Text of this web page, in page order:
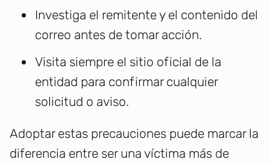
Investiga el remitente y el contenido del
correo antes de tomar acción.
Visita siempre el sitio oficial de la
entidad para confirmar cualquier
solicitud o aviso.
Adoptar estas precauciones puede marcar la
diferencia entre ser una víctima más de